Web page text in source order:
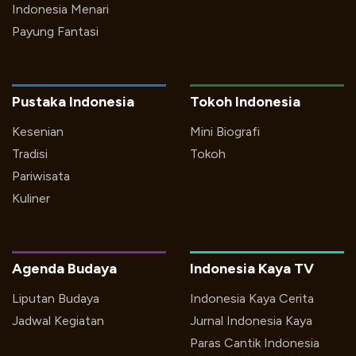
Indonesia Menari
Payung Fantasi
Pustaka Indonesia
Kesenian
Tradisi
Pariwisata
Kuliner
Tokoh Indonesia
Mini Biografi
Tokoh
Indonesia Kaya TV
Indonesia Kaya Cerita
Jurnal Indonesia Kaya
Paras Cantik Indonesia
Agenda Budaya
Liputan Budaya
Jadwal Kegiatan